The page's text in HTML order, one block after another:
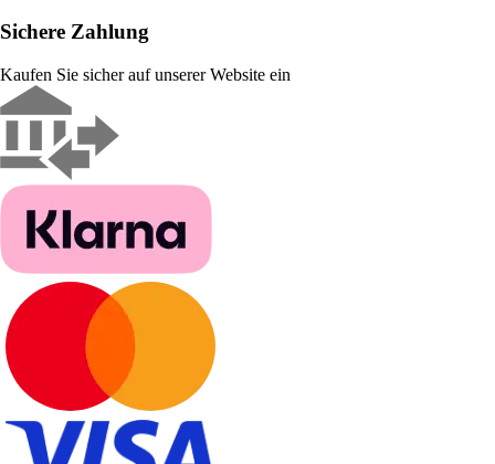
Sichere Zahlung
Kaufen Sie sicher auf unserer Website ein